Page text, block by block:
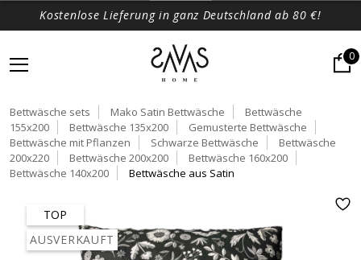
Kostenlose Lieferung in ganz Deutschland ab 80 €!
0
Bettwäsche sets Mako Satin Bettwäsche
Bettwäsche
155x200
Bettwäsche 135x200
Gemusterte Bettwäsche
Bettwäsche mit Pflanzen
Schwarze Bettwäsche
Bettwäsche
200x220
Bettwäsche 200x200
Bettwäsche 160x200
Bettwäsche 140x200
Bettwäsche aus Satin
TOP
AUSVERKAUFT